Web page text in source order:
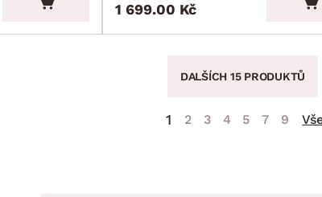
1 699.00 Kč
DALŠÍCH 15 PRODUKTŮ
1 2 3 4 5 7 9